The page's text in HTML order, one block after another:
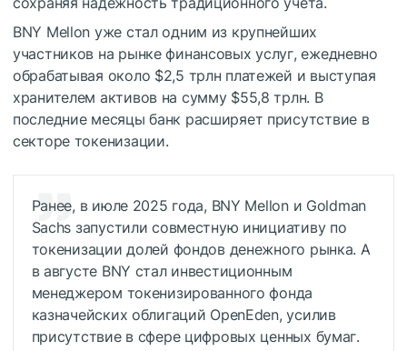
BNY Mellon уже стал одним из крупнейших
участников на рынке финансовых услуг, ежедневно
обрабатывая около $2,5 трлн платежей и выступая
хранителем активов на сумму $55,8 трлн. В
последние месяцы банк расширяет присутствие в
секторе токенизации.
Ранее, в июле 2025 года, BNY Mellon и Goldman
Sachs запустили совместную инициативу по
токенизации долей фондов денежного рынка. А
в августе BNY стал инвестиционным
менеджером токенизированного фонда
казначейских облигаций OpenEden, усилив
присутствие в сфере цифровых ценных бумаг.